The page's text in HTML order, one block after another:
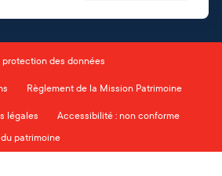
protection des données
Règlement de la Mission Patrimoine
légales
Accessibilité : non conforme
patrimoine